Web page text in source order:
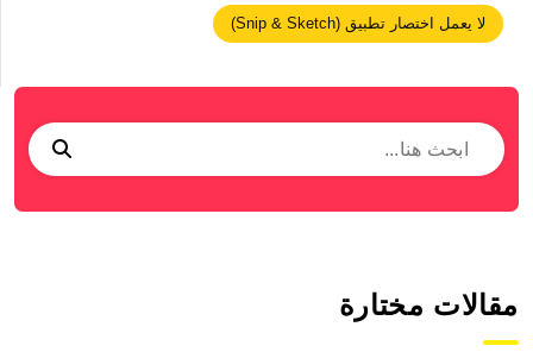
لا يعمل اختصار تطبيق (Snip & Sketch)
مقالات مختارة